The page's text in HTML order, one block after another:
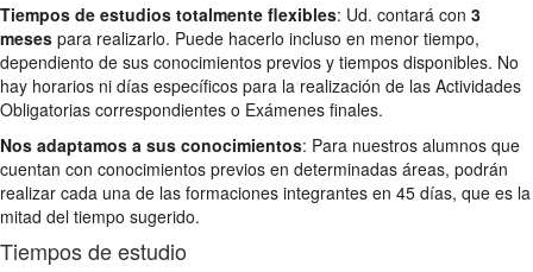
Tiempos de estudios totalmente flexibles: Ud. contará con 3
meses para realizarlo. Puede hacerlo incluso en menor tiempo,
dependiento de sus conocimientos previos y tiempos disponibles. No
hay horarios ni días específicos para la realización de las Actividades
Obligatorias correspondientes o Exámenes finales.
Nos adaptamos a sus conocimientos: Para nuestros alumnos que
cuentan con conocimientos previos en determinadas áreas, podrán
realizar cada una de las formaciones integrantes en 45 días, que es la
mitad del tiempo sugerido.
Tiempos de estudio